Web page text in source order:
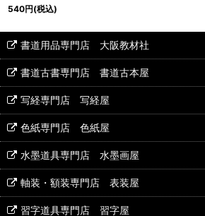
540円(税込)
書道用品専門店 大阪教材社
書道古書専門店 書道古本屋
写経専門店 写経屋
色紙専門店 色紙屋
水墨道具専門店 水墨画屋
軸装・額装専門店 表装屋
習字道具専門店 習字屋